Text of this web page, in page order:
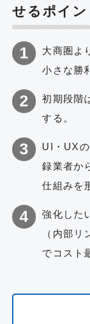
せるポイ
大商圏よ
小さな勝
初期段階
する。
UI・UX
録業者か
仕組みを
強化した
（内部
でコスト